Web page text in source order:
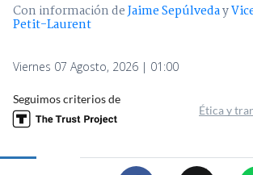
Con información deJaime Sepúlveday
Petit-Laurent
Viernes 07 Agosto, 2026 | 01:00
Seguimos criterios de
Ética y